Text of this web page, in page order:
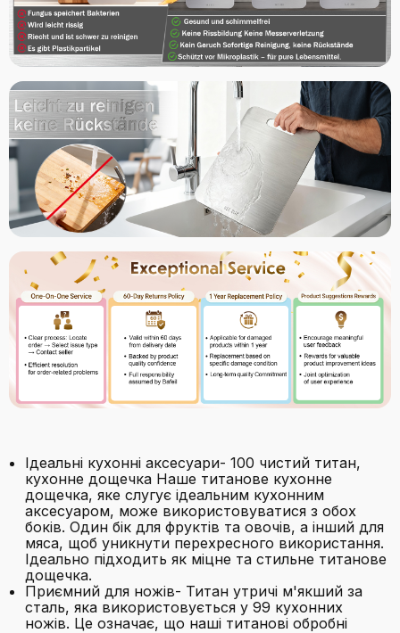
Ідеальні кухонні аксесуари- 100 чистий титан,
кухонне дощечка Наше титанове кухонне
дощечка, яке слугує ідеальним кухонним
аксесуаром, може використовуватися з обох
боків. Один бік для фруктів та овочів, а інший для
мяса, щоб уникнути перехресного використання.
Ідеально підходить як міцне та стильне титанове
дощечка.
Приємний для ножів- Титан утричі м'якший за
сталь, яка використовується у 99 кухонних
ножів. Це означає, що наші титанові обробні